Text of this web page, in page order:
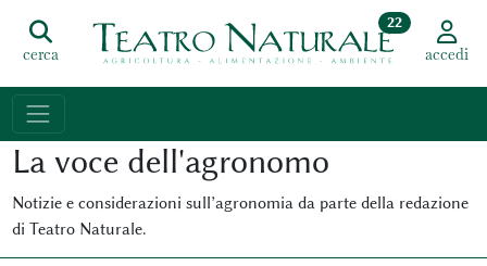
cerca
22
accedi
La voce dell'agronomo
Notizie e considerazioni sull’agronomia da parte della redazione
di Teatro Naturale.